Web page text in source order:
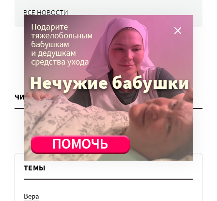
ВСЕ НОВОСТИ
ЧИТАТЬ ЕЩЕ
ТЕМЫ
Вера